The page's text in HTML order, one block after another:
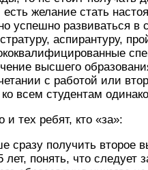
есть желание стать
успешно развиваться в
аспирантуру,
высшего
с работой или
ко всем студентам
и тех ребят, кто «за»:
сразу получить второе
лет, понять, что следует